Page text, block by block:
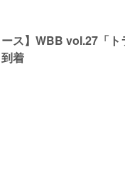
ース】WBB vol.27「
着